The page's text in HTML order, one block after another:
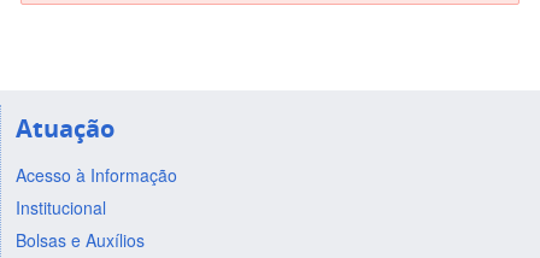
Atuação
Acesso à Informação
Institucional
Bolsas e Auxílios